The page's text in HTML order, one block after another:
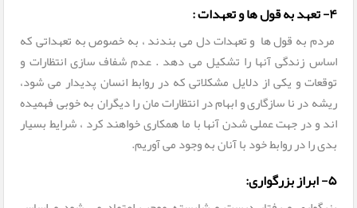
۴- تعهد به قول ها و تعهدات :
مردم به قول ها و تعهدات دل می بندند ، به خصوص به تعهداتی که
اساس زندگی آنها را تشکیل می دهد . عدم شفاف سازی انتظارات و
توقعات و یکی از دلایل مشکلاتی که در روابط انسان پدیدار می شود،
ریشه در نا سازگاری و ابهام در انتظارات مان را دیگران به خوبی فهمیده
اند و در جهت عملی شدن آنها با ما همکاری خواهند کرد ، شرایط بسیار
بدی را در روابط خود با آنان به وجود می آوریم.
۵- ابراز بزرگواری: